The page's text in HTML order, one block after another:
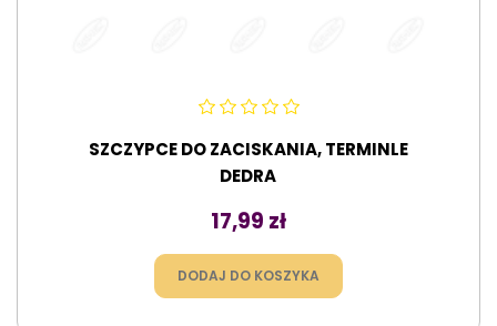
SZCZYPCE DO ZACISKANIA, TERMINLE
DEDRA
Cena
17,99 zł
DODAJ DO KOSZYKA